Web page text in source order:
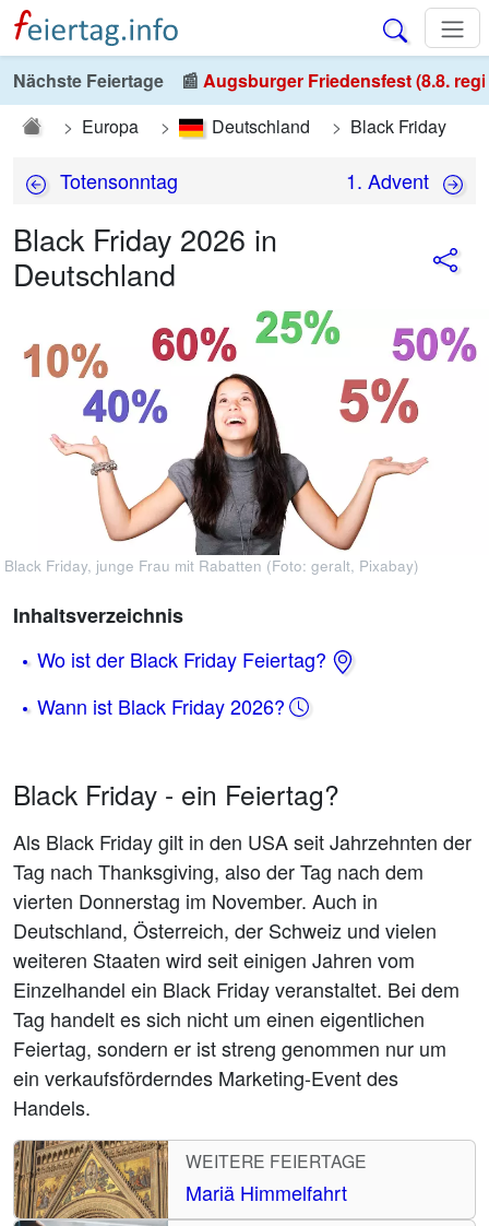
Nächste Feiertage 📰 Augsburger Friedensfest (8.8.
Europa
Deutschland Black Friday
Totensonntag 1. Advent
Black Friday 2026 in
Deutschland
Black Friday, junge Frau mit Rabatten (Foto: geralt, Pixabay)
Inhaltsverzeichnis
Wo ist der Black Friday Feiertag?
Wann ist Black Friday 2026?
Black Friday - ein Feiertag?
Als Black Friday gilt in den USA seit Jahrzehnten der
Tag nach Thanksgiving, also der Tag nach dem
vierten Donnerstag im November. Auch in
Deutschland, Österreich, der Schweiz und vielen
weiteren Staaten wird seit einigen Jahren vom
Einzelhandel ein Black Friday veranstaltet. Bei dem
Tag handelt es sich nicht um einen eigentlichen
Feiertag, sondern er ist streng genommen nur um
ein verkaufsförderndes Marketing-Event des
Handels.
WEITERE FEIERTAGE
Mariä Himmelfahrt